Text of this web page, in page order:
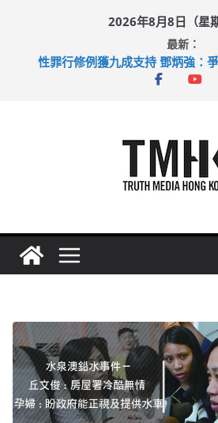
content
2026年8月8日（星
最新：
拜仁熱身賽挫維拉 啟德
性罪行修例獲九成支持 鄧炳強：